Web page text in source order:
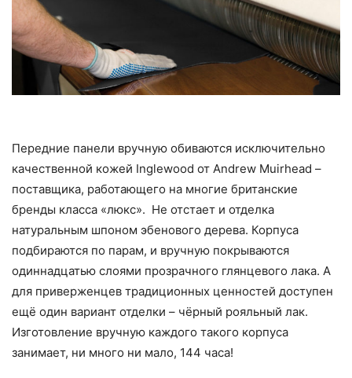
Передние панели вручную обиваются исключительно
качественной кожей Inglewood от Andrew Muirhead –
поставщика, работающего на многие британские
бренды класса «люкс». Не отстает и отделка
натуральным шпоном эбенового дерева. Корпуса
подбираются по парам, и вручную покрываются
одиннадцатью слоями прозрачного глянцевого лака. А
для приверженцев традиционных ценностей доступен
ещё один вариант отделки – чёрный рояльный лак.
Изготовление вручную каждого такого корпуса
занимает, ни много ни мало, 144 часа!